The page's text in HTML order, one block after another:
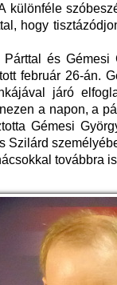
különféle
hogy
és
február 26-án.
járó
a napon, a
Gémesi
Szilárd
továbbra